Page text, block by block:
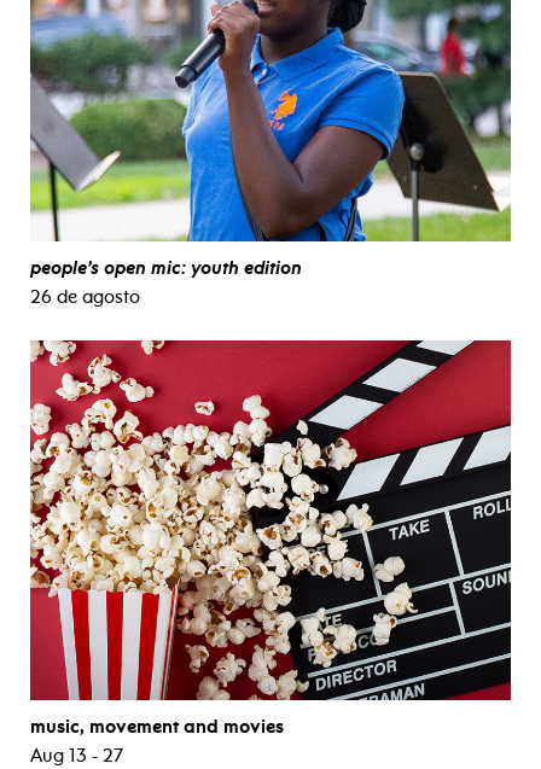
people’s open mic: youth edition
26 de agosto
music, movement and movies
Aug 13 - 27